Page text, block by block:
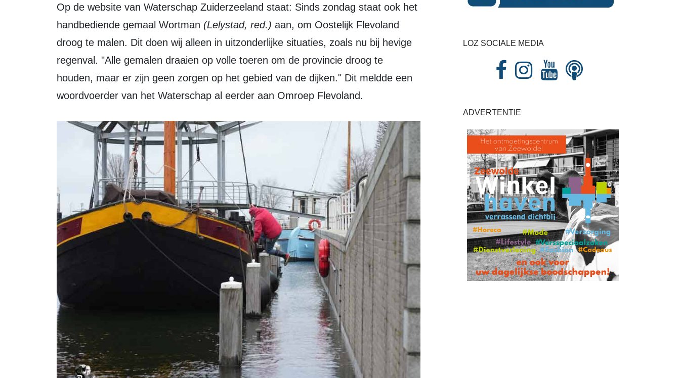
Op de website van Waterschap Zuiderzeeland staat: Sinds zondag staat ook het
handbediende gemaal Wortman (Lelystad, red.) aan, om Oostelijk Flevoland
droog te malen. Dit doen wij alleen in uitzonderlijke situaties, zoals nu bij hevige
regenval. "Alle gemalen draaien op volle toeren om de provincie droog te
houden, maar er zijn geen zorgen op het gebied van de dijken." Dit meldde een
woordvoerder van het Waterschap al eerder aan Omroep Flevoland.
LOZ SOCIALE MEDIA
ADVERTENTIE